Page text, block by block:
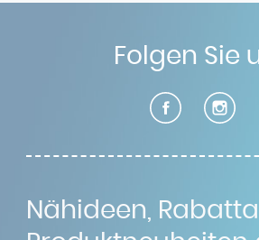
Folgen Sie
Nähideen,